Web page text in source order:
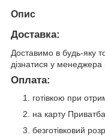
Опис
Доставка:
Доставимо в будь-яку
дізнатися у менеджера
Оплата:
готівкою при
на карту
безготівковий